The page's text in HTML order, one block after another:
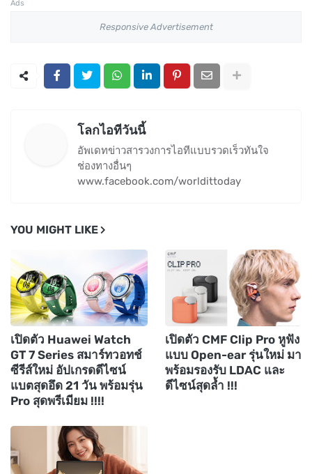
Ads
Responsive Advertisement
โลกไอทีวันนี้
อัพเดทข่าวสารวงการไอทีแบบรวดเร็วทันใจ
ช่องทางอื่นๆ
www.facebook.com/worldittoday
YOU MIGHT LIKE
เปิดตัว Huawei Watch
GT 7 Series สมาร์ทวอทช์
ซีรีส์ใหม่ อัปเกรดดีไซน์
แบตสุดอึด 21 วัน พร้อมรุ่น
Pro สุดพรีเมียม !!!!
เปิดตัว CMF Clip Pro หูฟัง
แบบ Open-ear รุ่นใหม่ มา
พร้อมรองรับ LDAC และ
ดีไซน์สุดล้ำ !!!